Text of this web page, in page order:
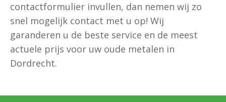
contactformulier invullen, dan nemen wij zo
snel mogelijk contact met u op! Wij
garanderen u de beste service en de meest
actuele prijs voor uw oude metalen in
Dordrecht.